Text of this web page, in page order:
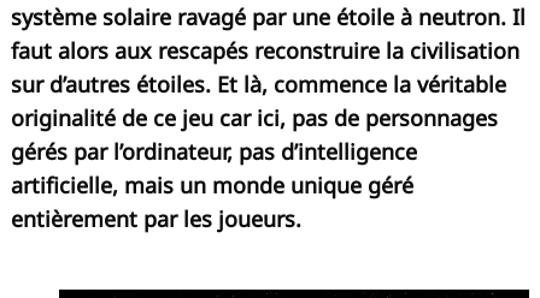
système solaire ravagé par une étoile à neutron. Il
faut alors aux rescapés reconstruire la civilisation
sur d’autres étoiles. Et là, commence la véritable
originalité de ce jeu car ici, pas de personnages
gérés par l’ordinateur, pas d’intelligence
artificielle, mais un monde unique géré
entièrement par les joueurs.